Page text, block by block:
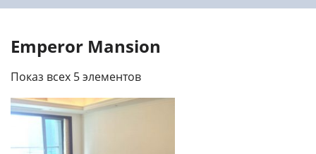
Emperor Mansion
Показ всех 5 элементов